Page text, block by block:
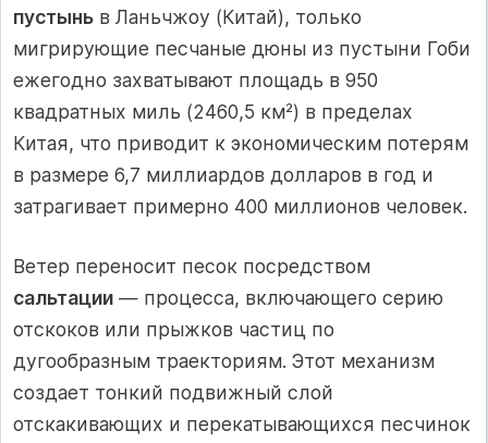
пустынь в Ланьчжоу (Китай), только
мигрирующие песчаные дюны из пустыни Гоби
ежегодно захватывают площадь в 950
квадратных миль (2460,5 км²) в пределах
Китая, что приводит к экономическим потерям
в размере 6,7 миллиардов долларов в год и
затрагивает примерно 400 миллионов человек.
Ветер переносит песок посредством
сальтации — процесса, включающего серию
отскоков или прыжков частиц по
дугообразным траекториям. Этот механизм
создает тонкий подвижный слой
отскакивающих и перекатывающихся песчинок